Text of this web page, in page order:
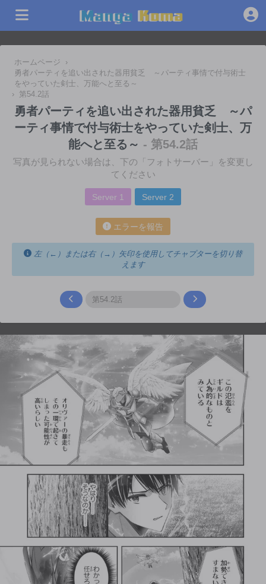
ホームページ
›
勇者パーティを追い出された器用貧乏 ～パーティ事情で付与術士
をやっていた剣士、万能へと至る～
› 第54.2話
勇者パーティを追い出された器用貧乏 ～パ
ーティ事情で付与術士をやっていた剣士、万
能へと至る～ - 第54.2話
写真が見られない場合は、下の「フォトサーバー」を変更し
てください
Server 1 Server 2
エラーを報告
左（←）または右（→）矢印を使用してチャプターを切り替
えます